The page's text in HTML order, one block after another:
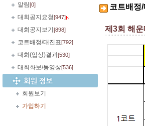
알림[0]
대회공지요청[947]
대회공지보기 [898]
코트배정/대진표[792]
대회(입상)결과[530]
대회화보/동영상[536]
회원보기
가입하기
코트배정
제3회 해